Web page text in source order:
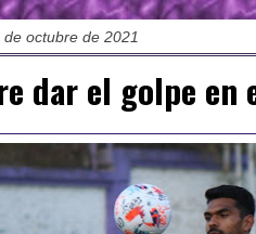
octubre de 2021
dar el golpe en